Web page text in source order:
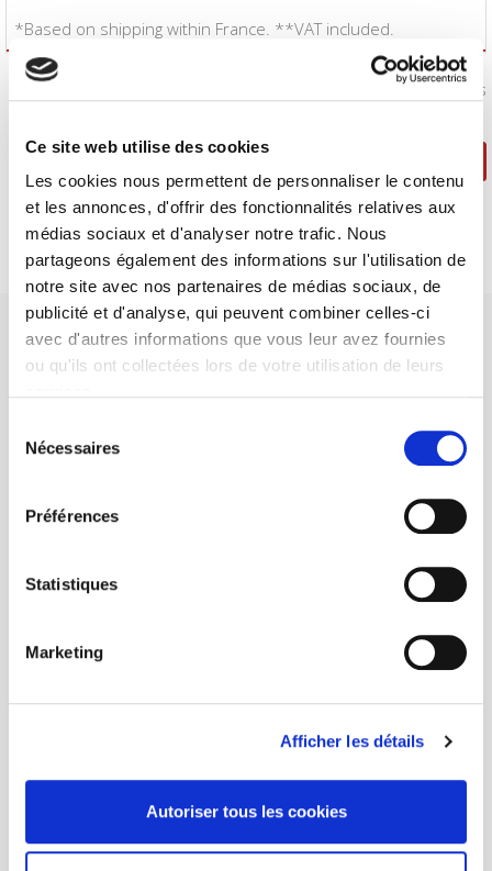
Ce site web utilise des cookies
Les cookies nous permettent de personnaliser le contenu
et les annonces, d'offrir des fonctionnalités relatives aux
médias sociaux et d'analyser notre trafic. Nous
partageons également des informations sur l'utilisation de
notre site avec nos partenaires de médias sociaux, de
publicité et d'analyse, qui peuvent combiner celles-ci
avec d'autres informations que vous leur avez fournies
ou qu'ils ont collectées lors de votre utilisation de leurs
Nécessaires
Préférences
Statistiques
Marketing
Afficher les détails
Autoriser tous les cookies
*Based on shipping within France. **VAT included.
Conditions of Sale: Yes
SCIENCES PO UNIVERSITY PRESS has a threefold role: to publish
original research, to edit reference works for student use, and to
FOREIGN RIGHTS
CONDITIONS OF SALE
La France et l'Union européenne
4 sept. 2026